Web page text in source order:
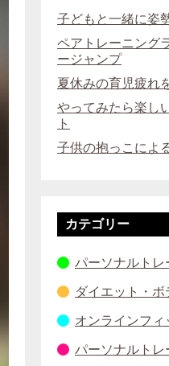
子どもと一緒に姿
ペアトレーニング
ージャンプ
夏休みの育児疲れ
やってみたら楽し
ト
子供の抱っこによ
カテゴリー
パーソナルトレ
ダイエット・ボ
オンラインフィ
パーソナルトレ